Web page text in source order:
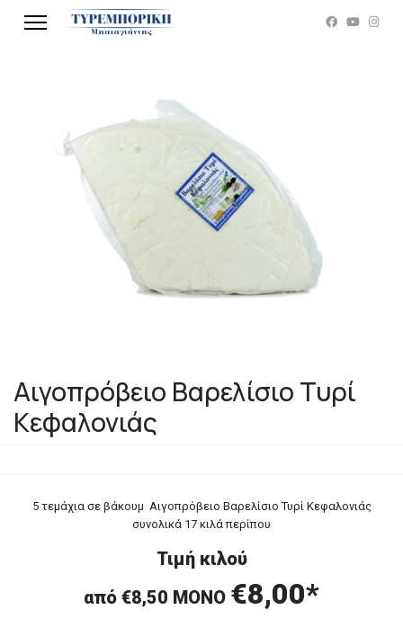
Αιγοπρόβειο Βαρελίσιο Τυρί
Κεφαλονιάς
5 τεμάχια σε βάκουμ Αιγοπρόβειο Βαρελίσιο Τυρί Κεφαλονιάς
συνολικά 17 κιλά περίπου
Τιμή κιλού
από €8,50 ΜΟΝΟ €8,00*